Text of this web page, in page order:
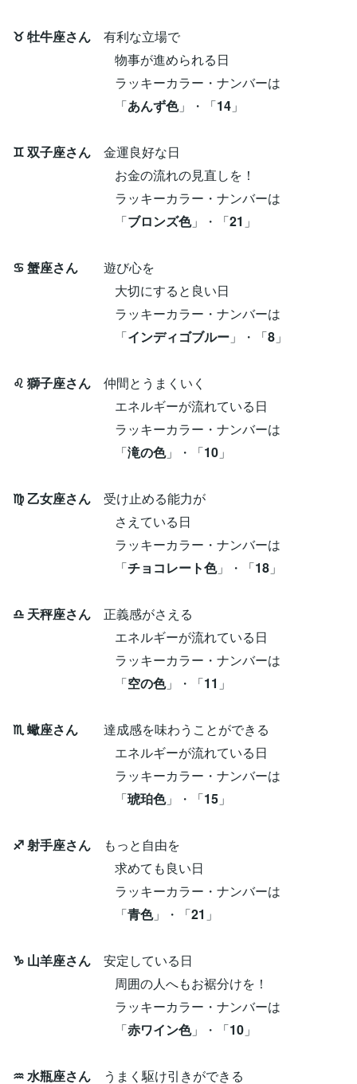
♉ 牡牛座さん 有利な立場で
物事が進められる日
ラッキーカラー・ナンバーは
「あんず色」・「14 」
♊ 双子座さん 金運良好な日
お金の流れの見直しを！
ラッキーカラー・ナンバーは
「ブロンズ色」・「21 」
♋ 蟹座さん 遊び心を
大切にすると良い日
ラッキーカラー・ナンバーは
「インディゴブルー 」・「8 」
♌ 獅子座さん 仲間とうまくいく
エネルギーが流れている日
ラッキーカラー・ナンバーは
「滝の色」・「10 」
♍ 乙女座さん 受け止める能力が
さえている日
ラッキーカラー・ナンバーは
「チョコレート色」・「18 」
♎ 天秤座さん 正義感がさえる
エネルギーが流れている日
ラッキーカラー・ナンバーは
「空の色」・「11 」
♏ 蠍座さん 達成感を味わうことができる
エネルギーが流れている日
ラッキーカラー・ナンバーは
「琥珀色」・「15 」
♐ 射手座さん もっと自由を
求めても良い日
ラッキーカラー・ナンバーは
「青色」・「21 」
♑ 山羊座さん 安定している日
周囲の人へもお裾分けを！
ラッキーカラー・ナンバーは
「赤ワイン色」・「10 」
♒ 水瓶座さん うまく駆け引きができる